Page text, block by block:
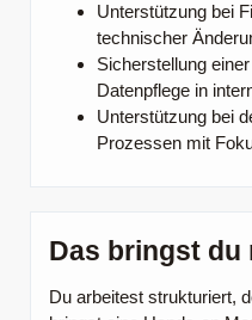
Unterstützung bei
technischer
Sicherstellung
Datenpflege in
Unterstützung bei
Prozessen mit
Das bringst du
Du arbeitest strukturiert,